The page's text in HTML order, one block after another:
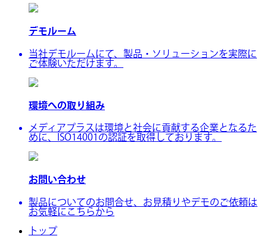
デモルーム
当社デモルームにて、製品・ソリューションを実際に
ご体験いただけます。
環境への取り組み
メディアプラスは環境と社会に貢献する企業となるた
めに、ISO14001の認証を取得しております。
お問い合わせ
製品についてのお問合せ、お見積りやデモのご依頼は
お気軽にこちらから
トップ